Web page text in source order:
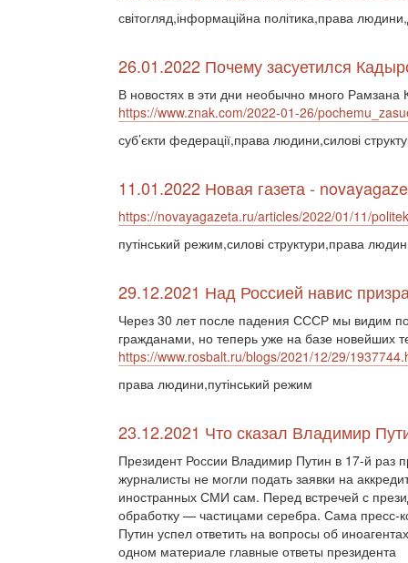
світогляд,інформаційна політика,права
26.01.2022 Почему засуетился
В новостях в эти дни необычно много Рамзана
https://www.znak.com/2022-01-26/
суб’єкти федерації,права людини,силові
11.01.2022 Новая газета -
https://novayagazeta.ru/articles/2022/01/11/
путінський режим,силові структури,права
29.12.2021 Над Россией навис
Через 30 лет после падения СССР мы видим
гражданами, но теперь уже на базе новейших
https://www.rosbalt.ru/blogs/2021/12/29/
права людини,путінський режим
23.12.2021 Что сказал Владимир
Президент России Владимир Путин в 17-й
журналисты не могли подать заявки на
иностранных СМИ сам. Перед встречей с
обработку — частицами серебра. Сама пресс-
Путин успел ответить на вопросы об
одном материале главные ответы президента